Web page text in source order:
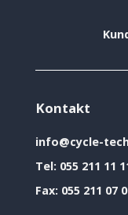
Kontakt
info@cycle-
Tel: 055 211 11
Fax: 055 211 07